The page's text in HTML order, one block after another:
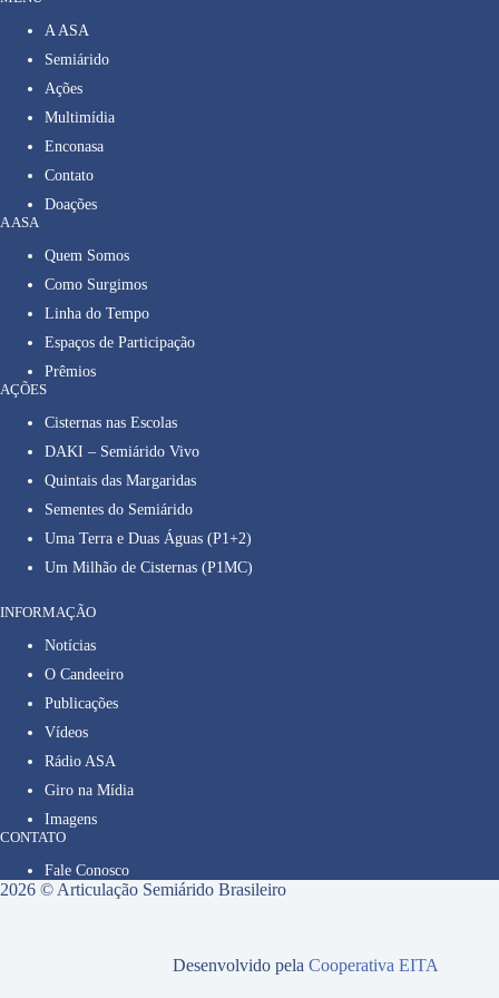
A ASA
Semiárido
Ações
Multimídia
Enconasa
Contato
Doações
A ASA
Quem Somos
Como Surgimos
Linha do Tempo
Espaços de Participação
Prêmios
AÇÕES
Cisternas nas Escolas
DAKI – Semiárido Vivo
Quintais das Margaridas
Sementes do Semiárido
Uma Terra e Duas Águas (P1+2)
Um Milhão de Cisternas (P1MC)
INFORMAÇÃO
Notícias
O Candeeiro
Publicações
Vídeos
Rádio ASA
Giro na Mídia
Imagens
CONTATO
Fale Conosco
2026 © Articulação Semiárido Brasileiro
Desenvolvido pelaCooperativa EITA